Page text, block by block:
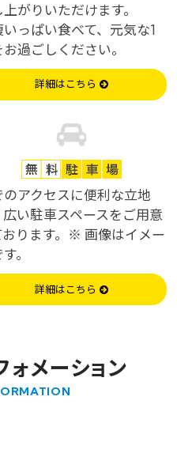
Hotel International official
differ from Japanese website.
Site
Close
がりいただけます。
いっぱい食べて、元気な1
お過ごしください。
詳細はこちら
のアクセスに便利な立地
広い駐車スペースをご用意
ります。
※ 画像はイメー
。
詳細はこちら
ォメーション